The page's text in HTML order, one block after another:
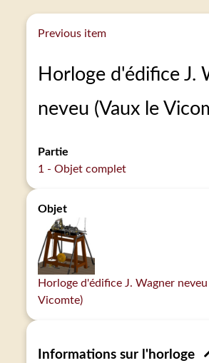
Previous item
Horloge d'édifice J.
neveu (Vaux le
Partie
1 - Objet complet
Objet
Horloge d'édifice J. Wagner
Vicomte)
Informations sur l'horloge